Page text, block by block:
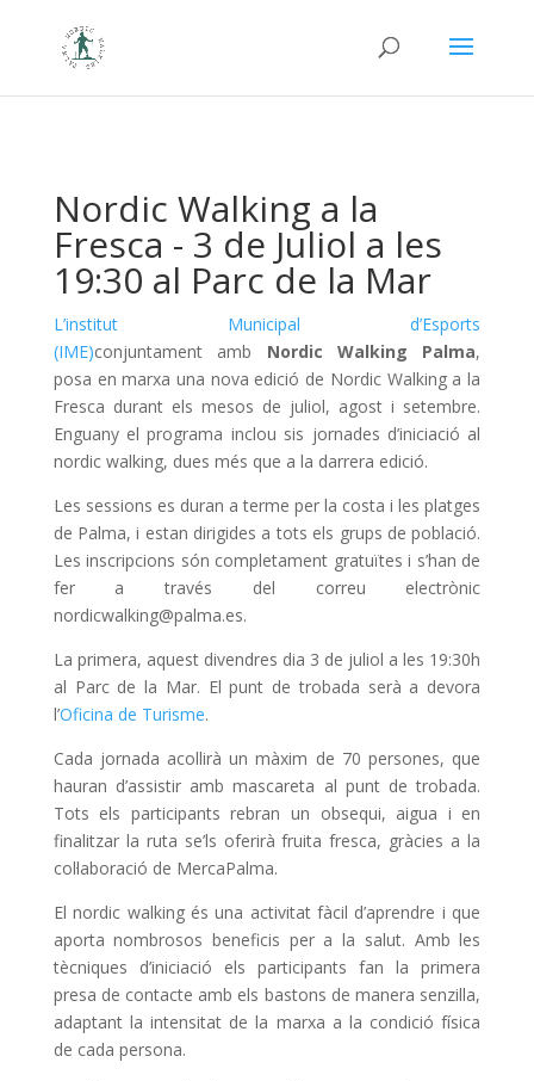
Nordic Walking a la
Fresca - 3 de Juliol a les
19:30 al Parc de la Mar
L’institut Municipal d’Esports
(IME)conjuntament amb Nordic Walking Palma,
posa en marxa una nova edició de Nordic Walking a la
Fresca durant els mesos de juliol, agost i setembre.
Enguany el programa inclou sis jornades d’iniciació al
nordic walking, dues més que a la darrera edició.
Les sessions es duran a terme per la costa i les platges
de Palma, i estan dirigides a tots els grups de població.
Les inscripcions són completament gratuïtes i s’han de
fer a través del correu electrònic
nordicwalking@palma.es.
La primera, aquest divendres dia 3 de juliol a les 19:30h
al Parc de la Mar. El punt de trobada serà a devora
l’Oficina de Turisme.
Cada jornada acollirà un màxim de 70 persones, que
hauran d’assistir amb mascareta al punt de trobada.
Tots els participants rebran un obsequi, aigua i en
finalitzar la ruta se’ls oferirà fruita fresca, gràcies a la
col·laboració de MercaPalma.
El nordic walking és una activitat fàcil d’aprendre i que
aporta nombrosos beneficis per a la salut. Amb les
tècniques d’iniciació els participants fan la primera
presa de contacte amb els bastons de manera senzilla,
adaptant la intensitat de la marxa a la condició física
de cada persona.